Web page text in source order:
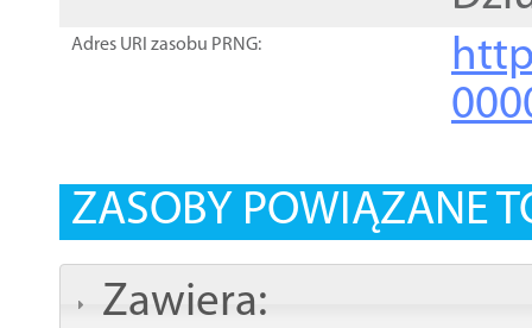
Adres URI zasobu PRNG:
ZASOBY POWIĄZANE
Zawiera: